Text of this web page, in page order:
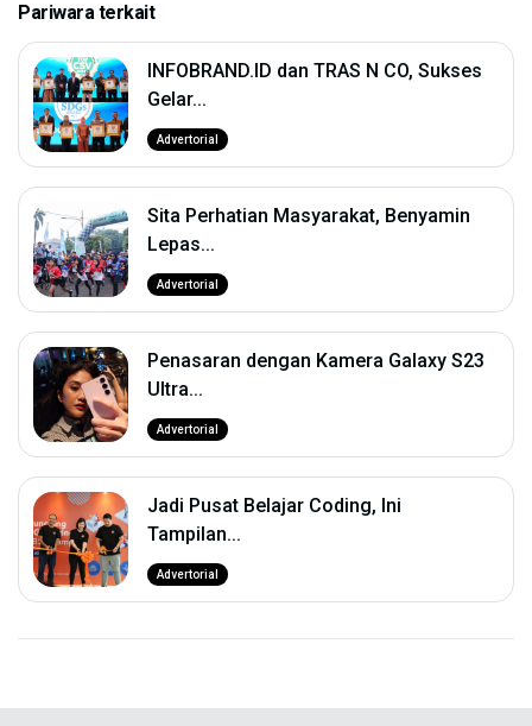
Pariwara terkait
INFOBRAND.ID dan TRAS N CO, Sukses
Gelar...
Advertorial
Sita Perhatian Masyarakat, Benyamin
Lepas...
Advertorial
Penasaran dengan Kamera Galaxy S23
Ultra...
Advertorial
Jadi Pusat Belajar Coding, Ini
Tampilan...
Advertorial